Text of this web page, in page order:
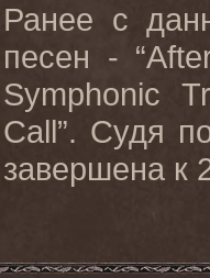
Ранее с
песен -
Symphonic
Call”. Судя
завершена к